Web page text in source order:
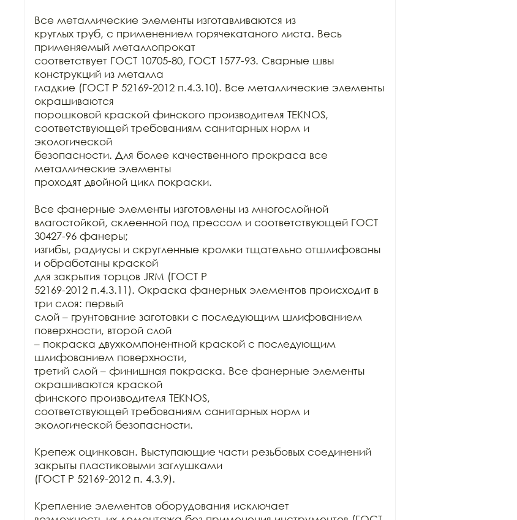
Все металлические элементы изготавливаются из
круглых труб, с применением горячекатаного листа. Весь
применяемый металлопрокат
соответствует ГОСТ 10705-80, ГОСТ 1577-93. Сварные швы
конструкций из металла
гладкие (ГОСТ Р 52169-2012 п.4.3.10). Все металлические элементы
окрашиваются
порошковой краской финского производителя TEKNOS,
соответствующей требованиям санитарных норм и
экологической
безопасности. Для более качественного прокраса все
металлические элементы
проходят двойной цикл покраски.
Все фанерные элементы изготовлены из многослойной
влагостойкой, склеенной под прессом и соответствующей ГОСТ
30427-96 фанеры;
изгибы, радиусы и скругленные кромки тщательно отшлифованы
и обработаны краской
для закрытия торцов JRM (ГОСТ Р
52169-2012 п.4.3.11). Окраска фанерных элементов происходит в
три слоя: первый
слой – грунтование заготовки с последующим шлифованием
поверхности, второй слой
– покраска двухкомпонентной краской с последующим
шлифованием поверхности,
третий слой – финишная покраска. Все фанерные элементы
окрашиваются краской
финского производителя TEKNOS,
соответствующей требованиям санитарных норм и
экологической безопасности.
Крепеж оцинкован. Выступающие части резьбовых соединений
закрыты пластиковыми заглушками
(ГОСТ Р 52169-2012 п. 4.3.9).
Крепление элементов оборудования исключает